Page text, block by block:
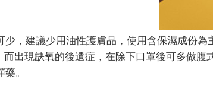
，建議少用油性護膚品，使用含保濕成份
出現缺氧的後遺症，在除下口罩後可多做
。